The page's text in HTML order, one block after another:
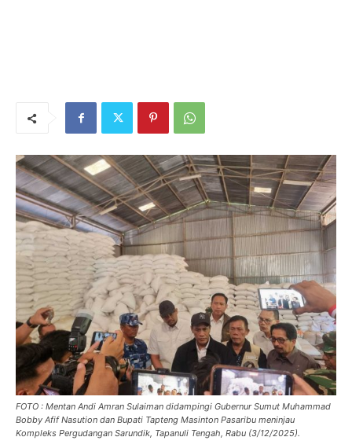
FOTO : Mentan Andi Amran Sulaiman didampingi Gubernur Sumut Muhammad
Bobby Afif Nasution dan Bupati Tapteng Masinton Pasaribu meninjau
Kompleks Pergudangan Sarundik, Tapanuli Tengah, Rabu (3/12/2025).